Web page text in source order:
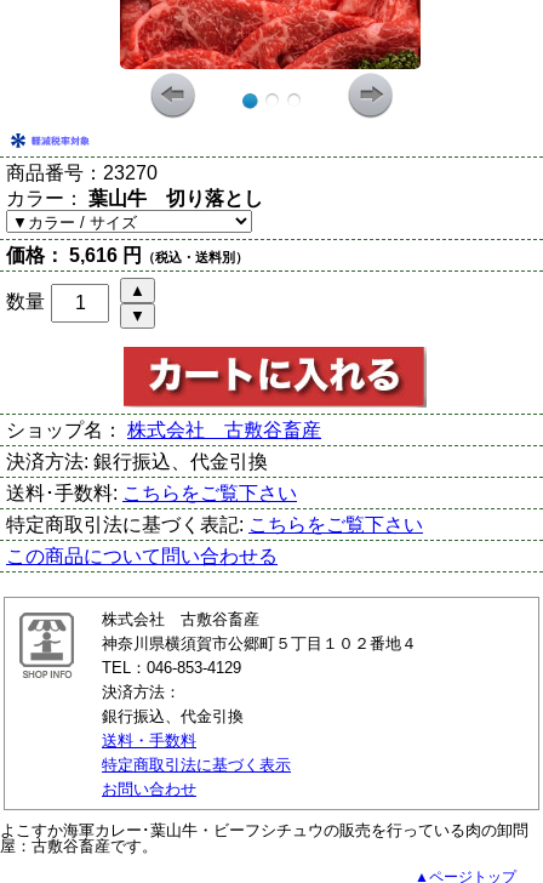
商品番号： 23270
カラー： 葉山牛 切り落とし
価格： 5,616 円 （税込・送料別）
数量
ショップ名： 株式会社 古敷谷畜産
決済方法: 銀行振込、代金引換
送料･手数料: こちらをご覧下さい
特定商取引法に基づく表記: こちらをご覧下さい
この商品について問い合わせる
株式会社 古敷谷畜産
神奈川県横須賀市公郷町５丁目１０２番地４
TEL：046-853-4129
決済方法：
銀行振込、代金引換
送料・手数料
特定商取引法に基づく表示
お問い合わせ
よこすか海軍カレー･葉山牛・ビーフシチュウの販売を行っている肉の卸問
屋：古敷谷畜産です。
▲ページトップ